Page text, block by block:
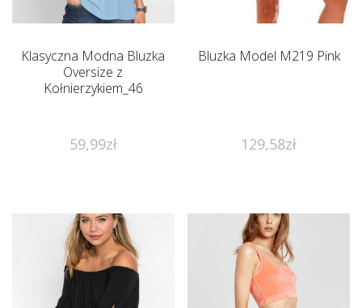
Klasyczna Modna Bluzka
Oversize z
Kołnierzykiem_46
59,99zł
Bluzka Model M219 Pink
129,58zł